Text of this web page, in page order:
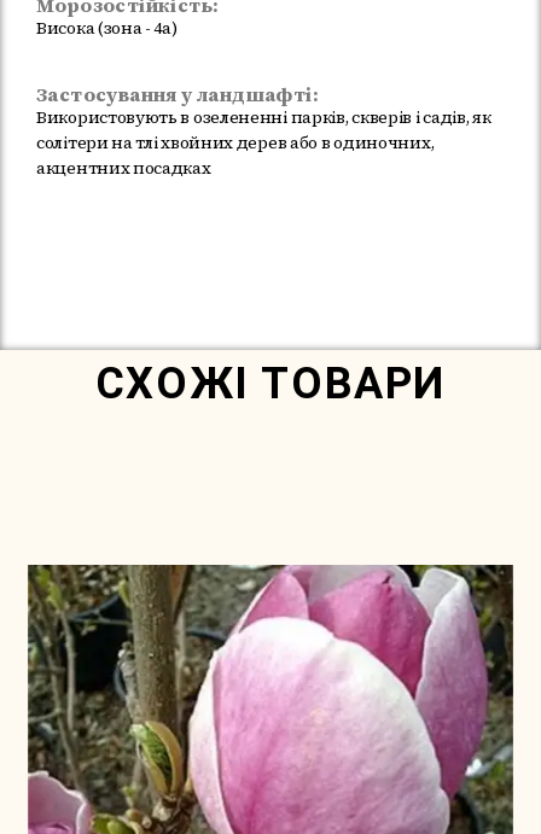
Висока (зона - 4а)
Застосування у ландшафті:
Використовують в озелененні парків, скверів і садів, як
солітери на тлі хвойних дерев або в одиночних,
акцентних посадках
СХОЖІ ТОВАРИ